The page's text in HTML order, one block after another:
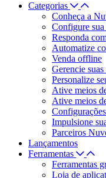
Categorias
Conheça a
Configure sua
Responda
Automatize
Venda offline
Gerencie suas
Personalize
Ative meios
Ative meios
Impulsione
Parceiros
Lançamentos
Ferramentas
Ferramentas
Loja de